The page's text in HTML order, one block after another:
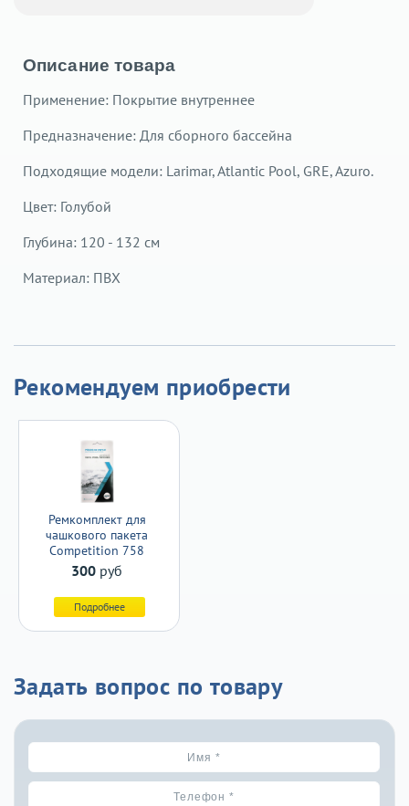
Описание товара
Применение: Покрытие внутреннее
Предназначение: Для сборного бассейна
Подходящие модели: Larimar, Atlantic Pool, GRE, Azuro.
Цвет: Голубой
Глубина: 120 - 132 см
Материал: ПВХ
Рекомендуем приобрести
Ремкомплект для
чашкового пакета
Competition 758
300 руб
Подробнее
Задать вопрос по товару